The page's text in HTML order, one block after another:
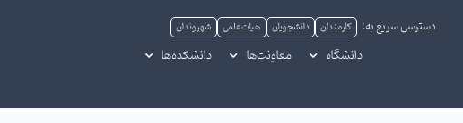
دسترسی سریع به: کارمندان دانشجویان هیات علمی شهروندان
دانشگاه معاونت‌ها دانشکده‌ها